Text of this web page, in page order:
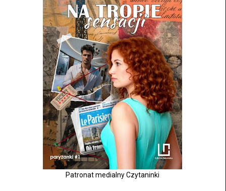
Patronat medialny Czytaninki